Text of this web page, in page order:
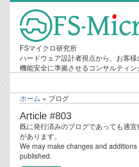
FSマイクロ研究所
ハードウェア設計者視点から、お客
機能安全に準拠させるコンサルティン
ニュース
業務内容
ホーム » ブログ
Article #803
既に発行済みのブログであっても適
があります。
We may make changes and
published.